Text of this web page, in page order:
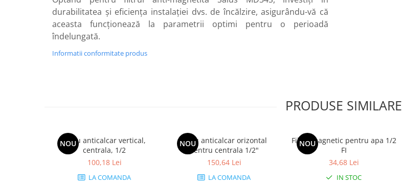
Accesorii pompe
Vase de expansiune
Vase de expansiune pentru
Vase de expansiune pentru
Termostate de camera
durabilitatea și eficiența instalației dvs. de încălzire, asigurându-vă că
aceasta funcționează la parametrii optimi pentru o perioadă
îndelungată.
Informatii conformitate produs
PRODUSE SIMILARE
NOU
Filtru anticalcar vertical,
centrala, 1/2
100,18 Lei
LA COMANDA
NOU
Filtru anticalcar orizontal
pentru centrala 1/2"
150,64 Lei
LA COMANDA
NOU
Filtru magnetic pentru apa 1/2
FI
34,68 Lei
IN STOC